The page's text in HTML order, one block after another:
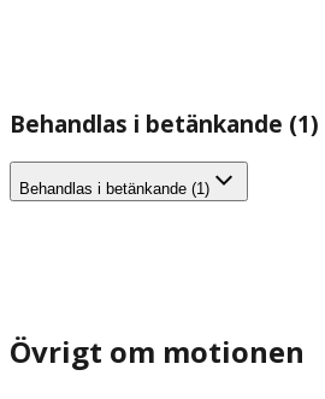
Behandlas i betänkande (1)
Behandlas i betänkande (1)
Övrigt om motionen